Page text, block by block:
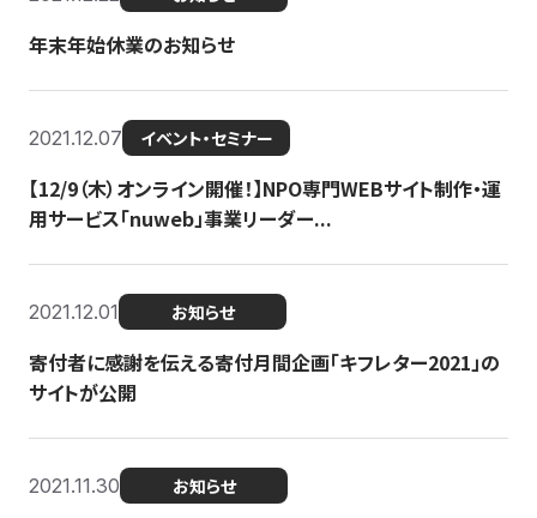
年末年始休業のお知らせ
2021.12.07 イベント・セミナー
【12/9（木）オンライン開催！】NPO専門WEBサイト制作・運
用サービス「nuweb」事業リーダー...
2021.12.01 お知らせ
寄付者に感謝を伝える寄付月間企画「キフレター2021」の
サイトが公開
2021.11.30 お知らせ